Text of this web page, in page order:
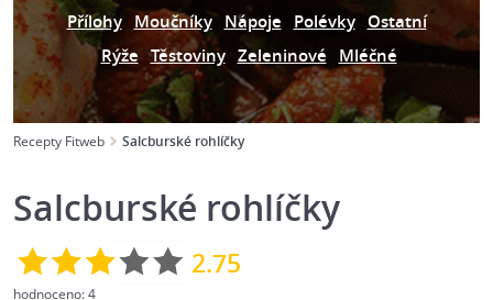
Přílohy Moučníky Nápoje Polévky Ostatní
Rýže Těstoviny Zeleninové Mléčné
Recepty Fitweb Salcburské rohlíčky
Salcburské rohlíčky
2.75
hodnoceno:4